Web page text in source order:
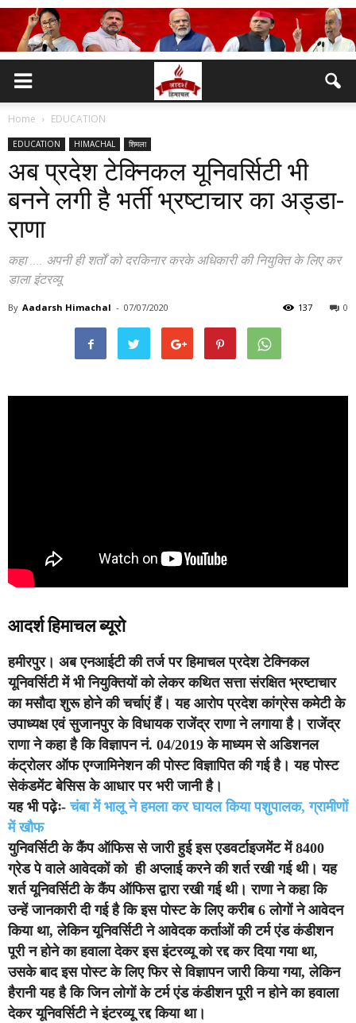
Home EDUCATION
EDUCATION HIMACHAL शिमला
अब प्रदेश टेक्निकल यूनिवर्सिटी भी
बनने लगी है भर्ती भ्रष्टाचार का अड्डा-
राणा
कहा .... अपनी ही शर्तों को दरकिनार करके अधिकारी की नियुक्ति के लिए कर
डाला इंटरव्यू
By Aadarsh Himachal - 07/07/2020 0
137
आदर्श हिमाचल ब्यूरो
हमीरपुर। अब एनआईटी की तर्ज पर हिमाचल प्रदेश टेक्निकल
यूनिवर्सिटी में भी नियुक्तियों को लेकर कथित सत्ता संरक्षित भ्रष्टाचार
का मसौदा शुरू होने की चर्चाएं हैं। यह आरोप प्रदेश कांग्रेस कमेटी के
उपाध्यक्ष एवं सुजानपुर के विधायक राजेंद्र राणा ने लगाया है। राजेंद्र
राणा ने कहा है कि विज्ञापन नं. 04/2019 के माध्यम से अडिशनल
कंट्रोलर ऑफ एग्जामिनेशन की पोस्ट विज्ञापित की गई है। यह पोस्ट
सेकंडमेंट बेसिस के आधार पर भरी जानी है।
यह भी पढ़ेः-चंबा में भालू ने हमला कर घायल किया पशुपालक, ग्रामीणों
में खौफ
युनिवर्सिटी के कैंप ऑफिस से जारी हुई इस एडवर्टाइजमेंट में 8400
ग्रेड पे वाले आवेदकों को ही अप्लाई करने की शर्त रखी गई थी। यह
शर्त यूनिवर्सिटी के कैंप ऑफिस द्वारा रखी गई थी। राणा ने कहा कि
उन्हें जानकारी दी गई है कि इस पोस्ट के लिए करीब 6 लोगों ने आवेदन
किया था, लेकिन यूनिवर्सिटी ने आवेदक कर्ताओं की टर्म एंड कंडीशन
पूरी न होने का हवाला देकर इस इंटरव्यू को रद्द कर दिया गया था,
उसके बाद इस पोस्ट के लिए फिर से विज्ञापन जारी किया गया, लेकिन
हैरानी यह है कि जिन लोगों के टर्म एंड कंडीशन पूरी न होने का हवाला
देकर यूनिवर्सिटी ने इंटरव्यू रद्द किया था।